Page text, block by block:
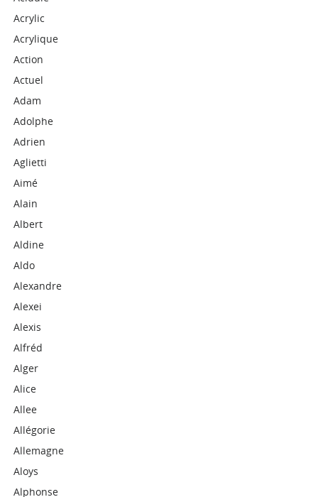
Acrylic
Acrylique
Action
Actuel
Adam
Adolphe
Adrien
Aglietti
Aimé
Alain
Albert
Aldine
Aldo
Alexandre
Alexei
Alexis
Alfréd
Alger
Alice
Allee
Allégorie
Allemagne
Aloys
Alphonse